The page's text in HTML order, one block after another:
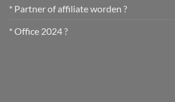
* Partner of affiliate worden ?
* Office 2024 ?